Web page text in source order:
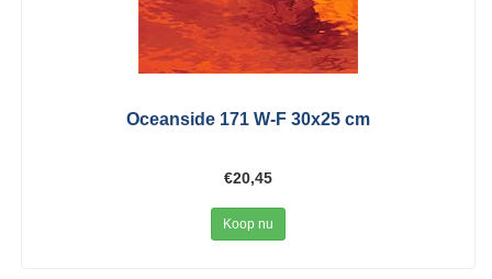
Oceanside 171 W-F 30x25 cm
€20,45
Koop nu